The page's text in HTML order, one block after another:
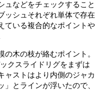
ュなどをチェックすること
ッシュそれぞれ単体で存在
ている複合的なポイントや
木の枝が絡むポイント。
クスライドリグをまずは
ストはより内側のジャカ
とラインが浮いたので、